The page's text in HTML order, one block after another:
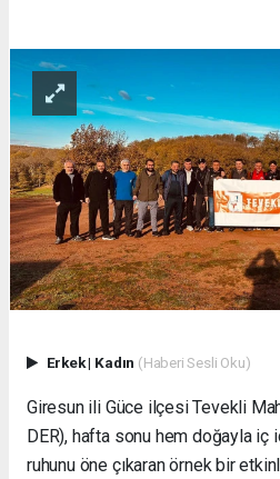
Erkek| Kadın (Haberi Sesli Oku)
Giresun ili Güce ilçesi Tevekli
DER), hafta sonu hem doğayla iç
ruhunu öne çıkaran örnek bir